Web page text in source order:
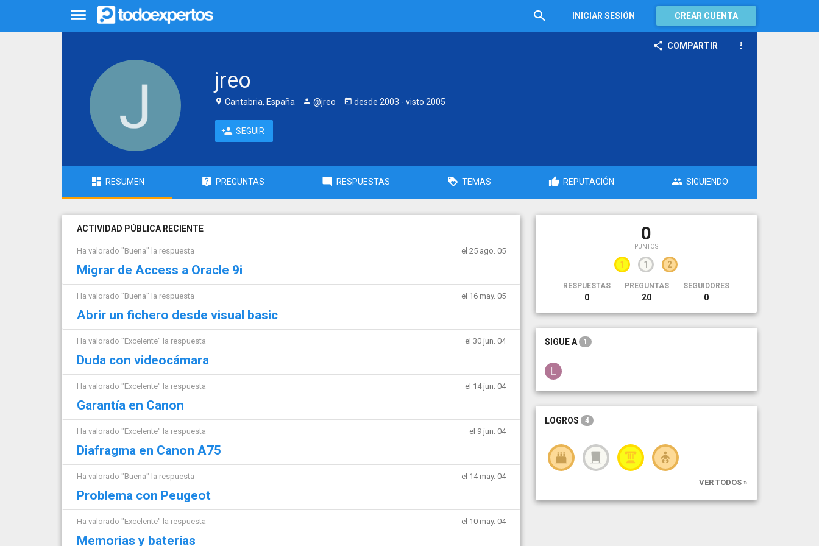
INICIAR SESIÓN CREAR CUENTA
COMPARTIR
jreo
Cantabria, España @jreo desde 2003 - visto 2005
SEGUIR
RESUMEN PREGUNTAS RESPUESTAS TEMAS REPUTACIÓN SIGUIENDO
ACTIVIDAD PÚBLICA RECIENTE
Ha valorado "Buena" la respuesta el 25 ago. 05
Migrar de Access a Oracle 9i
Ha valorado "Buena" la respuesta el 16 may. 05
Abrir un fichero desde visual basic
Ha valorado "Excelente" la respuesta el 30 jun. 04
Duda con videocámara
Ha valorado "Excelente" la respuesta el 14 jun. 04
Garantía en Canon
Ha valorado "Excelente" la respuesta el 9 jun. 04
Diafragma en Canon A75
Ha valorado "Buena" la respuesta el 14 may. 04
Problema con Peugeot
Ha valorado "Excelente" la respuesta el 10 may. 04
Memorias y baterías
0
PUNTOS
1 1 2
RESPUESTAS
0
PREGUNTAS
20
SEGUIDORES
0
SIGUE A 1
LOGROS 4
VER TODOS »